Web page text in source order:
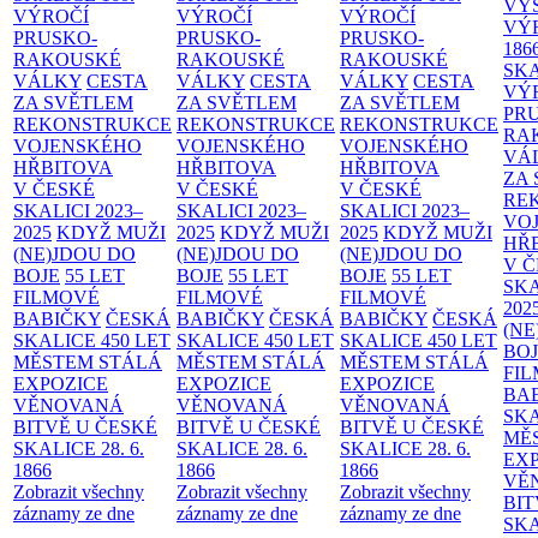
VÝROČÍ
PRUSKO-
RAKOUSKÉ
VÁLKY CESTA
ZA SVĚTLEM
REKONSTRUKCE
VOJENSKÉHO
HŘBITOVA
V ČESKÉ
SKALICI 2023–
2025 KDYŽ MUŽI
(NE)JDOU DO
BOJE 55 LET
FILMOVÉ
BABIČKY ČESKÁ
SKALICE 450 LET
MĚSTEM STÁLÁ
EXPOZICE
VĚNOVANÁ
BITVĚ U ČESKÉ
SKALICE 28. 6.
1866
Zobrazit všechny
záznamy ze dne
VÝROČÍ
PRUSKO-
RAKOUSKÉ
VÁLKY CESTA
ZA SVĚTLEM
REKONSTRUKCE
VOJENSKÉHO
HŘBITOVA
V ČESKÉ
SKALICI 2023–
2025 KDYŽ MUŽI
(NE)JDOU DO
BOJE 55 LET
FILMOVÉ
BABIČKY ČESKÁ
SKALICE 450 LET
MĚSTEM STÁLÁ
EXPOZICE
VĚNOVANÁ
BITVĚ U ČESKÉ
SKALICE 28. 6.
1866
Zobrazit všechny
záznamy ze dne
VÝROČÍ
PRUSKO-
RAKOUSKÉ
VÁLKY CESTA
ZA SVĚTLEM
REKONSTRUKCE
VOJENSKÉHO
HŘBITOVA
V ČESKÉ
SKALICI 2023–
2025 KDYŽ MUŽI
(NE)JDOU DO
BOJE 55 LET
FILMOVÉ
BABIČKY ČESKÁ
SKALICE 450 LET
MĚSTEM STÁLÁ
EXPOZICE
VĚNOVANÁ
BITVĚ U ČESKÉ
SKALICE 28. 6.
1866
Zobrazit všechny
záznamy ze dne
ZA
V